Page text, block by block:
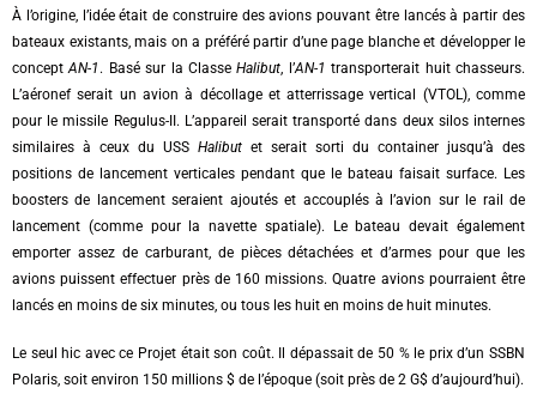
À l’origine, l’idée était de construire des avions pouvant être lancés à partir des
bateaux existants, mais on a préféré partir d’une page blanche et développer le
conceptAN-1 . Basé sur la ClasseHalibut , l’AN-1transporterait huit chasseurs.
L’aéronef serait un avion à décollage et atterrissage vertical (VTOL), comme
pour le missile Regulus-II. L’appareil serait transporté dans deux silos internes
similaires à ceux du USS Halibut et serait sorti du container jusqu’à des
positions de lancement verticales pendant que le bateau faisait surface. Les
boosters de lancement seraient ajoutés et accouplés à l’avion sur le rail de
lancement (comme pour la navette spatiale). Le bateau devait également
emporter assez de carburant, de pièces détachées et d’armes pour que les
avions puissent effectuer près de 160 missions. Quatre avions pourraient être
lancés en moins de six minutes, ou tous les huit en moins de huit minutes.
Le seul hic avec ce Projet était son coût. Il dépassait de 50 % le prix d’un SSBN
Polaris, soit environ 150 millions $ de l’époque (soit près de 2 G$ d’aujourd’hui).